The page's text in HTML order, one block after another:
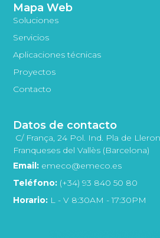
Mapa Web
Soluciones
Servicios
Aplicaciones técnicas
Proyectos
Contacto
Datos de contacto
C/ França, 24 Pol. Ind. Pla de
Franqueses del Vallès (Barcelona)
Email: emeco@emeco.es
Teléfono: (+34) 93 840 50 80
Horario: L - V 8:30AM - 17:30PM